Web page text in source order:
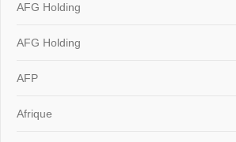
AFG Holding
AFG Holding
AFP
Afrique